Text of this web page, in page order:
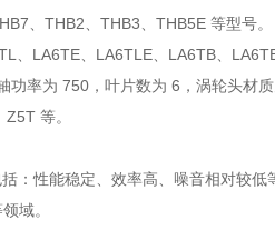
、THB2、THB3、THB5E 等型号。
、LA6TE、LA6TLE、LA6TB、
率为 750，叶片数为 6，涡轮头材质
等。
：性能稳定、效率高、噪音相对较
域。